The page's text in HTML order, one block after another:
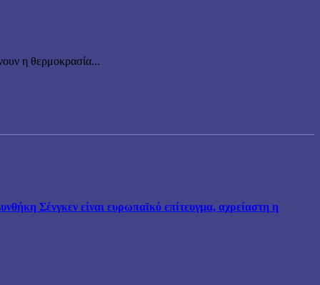
η θερμοκρασία...
Σένγκεν είναι ευρωπαϊκό επίτευγμα, αχρείαστη η